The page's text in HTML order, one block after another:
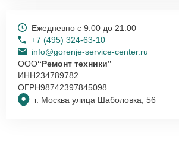
г. Москва улица Шаболовка, 56
Ежедневно с 9:00 до 21:00
+7 (495) 324-63-10
info@gorenje-service-center.ru
ООО“Ремонт техники”
ИНН234789782
ОГРН98742397845098